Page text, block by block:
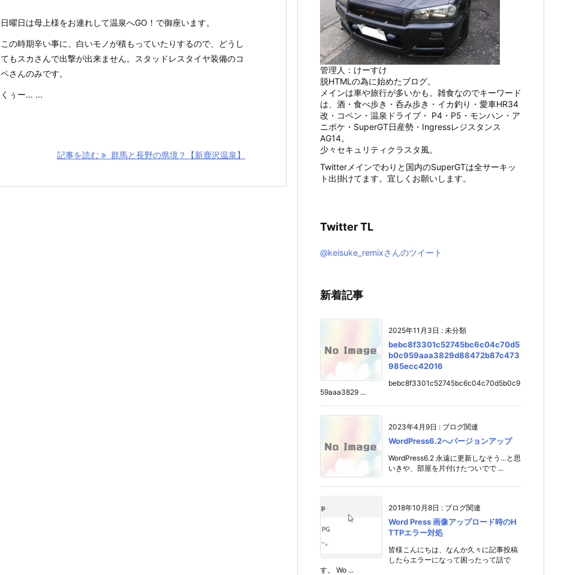
日曜日は母上様をお連れして温泉へGO！で御座います。
この時期辛い事に、白いモノが積もっていたりするので、どうし
てもスカさんで出撃が出来ません。スタッドレスタイヤ装備のコ
ペさんのみです。
くぅー… ...
記事を読む 群馬と長野の県境？【新鹿沢温泉】
管理人：けーすけ
脱HTMLの為に始めたブログ。
メインは車や旅行が多いかも。雑食なのでキーワード
は、酒・食べ歩き・呑み歩き・イカ釣り・愛車HR34
改・コペン・温泉ドライブ・ P4・P5・モンハン・ア
ニポケ・SuperGT日産勢・Ingressレジスタンス
AG14。
少々セキュリティクラスタ風。
Twitterメインでわりと国内のSuperGTは全サーキッ
ト出掛けてます。宜しくお願いします。
Twitter TL
@keisuke_remixさんのツイート
新着記事
2025年11月3日 : 未分類
bebc8f3301c52745bc6c04c70d5
b0c959aaa3829d88472b87c473
985ecc42016
bebc8f3301c52745bc6c04c70d5b0c9
59aaa3829 ...
2023年4月9日 : ブログ関連
WordPress6.2へバージョンアップ
WordPress6.2 永遠に更新しなそう…と思
いきや、部屋を片付けたついでで ...
2018年10月8日 : ブログ関連
Word Press 画像アップロード時のH
TTPエラー対処
皆様こんにちは、なんか久々に記事投稿
したらエラーになって困ったって話で
す。 Wo ...